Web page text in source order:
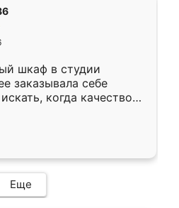
шкаф в студии
заказывала себе
когда качеством
кухня уже почти
нет.
Еще